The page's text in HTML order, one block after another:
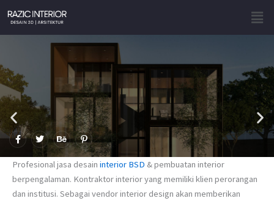
content
F
a
e
b
o
k
T
w
t
t
e
r
B
e
h
a
n
c
P
i
n
t
e
r
s
Profesional jasa desain interior BSD & pembuatan interior
berpengalaman. Kontraktor interior yang memiliki klien perorangan
dan institusi. Sebagai vendor interior design akan memberikan